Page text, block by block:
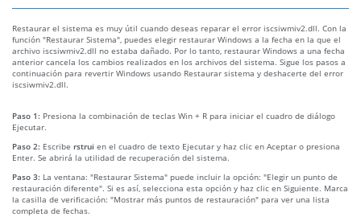
Restaurar el sistema es muy útil cuando deseas reparar el error iscsiwmiv2.dll. Con la
función "Restaurar Sistema", puedes elegir restaurar Windows a la fecha en la que el
archivo iscsiwmiv2.dll no estaba dañado. Por lo tanto, restaurar Windows a una fecha
anterior cancela los cambios realizados en los archivos del sistema. Sigue los pasos a
continuación para revertir Windows usando Restaurar sistema y deshacerte del error
iscsiwmiv2.dll.
Paso 1: Presiona la combinación de teclas Win + R para iniciar el cuadro de diálogo
Ejecutar.
Paso 2: Escribe rstrui en el cuadro de texto Ejecutar y haz clic en Aceptar o presiona
Enter. Se abrirá la utilidad de recuperación del sistema.
Paso 3: La ventana: "Restaurar Sistema" puede incluir la opción: "Elegir un punto de
restauración diferente". Si es así, selecciona esta opción y haz clic en Siguiente. Marca
la casilla de verificación: "Mostrar más puntos de restauración" para ver una lista
completa de fechas.